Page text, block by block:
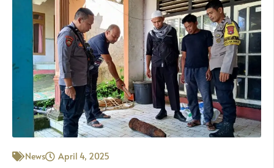
News April 4, 2025